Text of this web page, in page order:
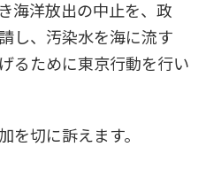
海洋放出の中止を、政
し、汚染水を海に流す
るために東京行動を行い
切に訴えます。